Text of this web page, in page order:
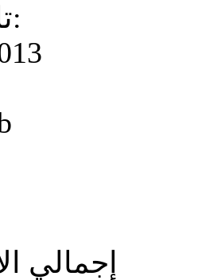
تاريخ الإضافة:
إجمالي